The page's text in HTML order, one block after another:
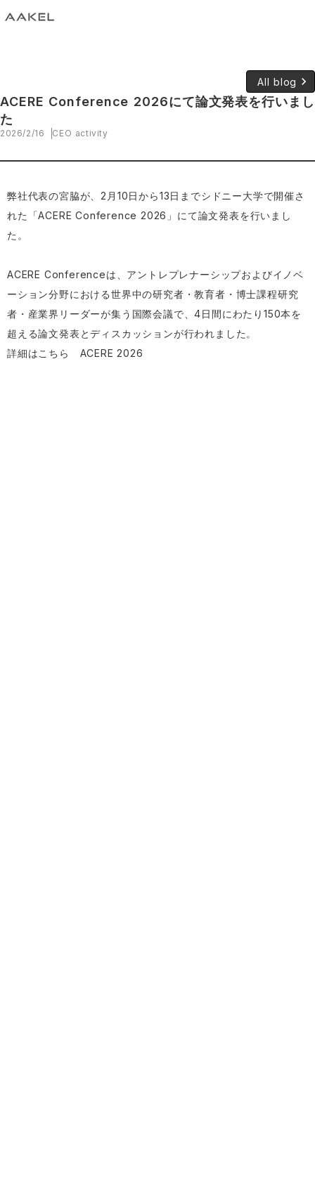
All blog keyboard_arrow_right
ACERE Conference 2026にて論文発表を行いまし
た
2026/2/16 CEO activity
弊社代表の宮脇が、2月10日から13日までシドニー大学で開催さ
れた「ACERE Conference 2026」にて論文発表を行いまし
た。
ACERE Conferenceは、アントレプレナーシップおよびイノベ
ーション分野における世界中の研究者・教育者・博士課程研究
者・産業界リーダーが集う国際会議で、4日間にわたり150本を
超える論文発表とディスカッションが行われました。
詳細はこちら ACERE 2026